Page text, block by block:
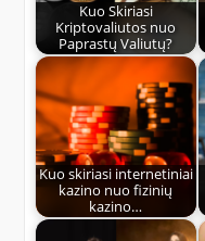
Kuo Skiriasi
Kriptovaliutos nuo
Paprastų Valiutų?
Kuo skiriasi internetiniai
kazino nuo fizinių
kazino…